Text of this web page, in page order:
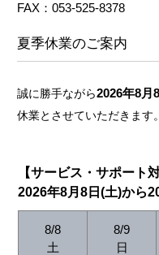
FAX：053-525-8378
夏季休業のご案内
誠に勝手ながら2026年8月
休業とさせていただきます。
【サービス・サポート
2026年8月8日(土)から
8/8
土
8/9
日